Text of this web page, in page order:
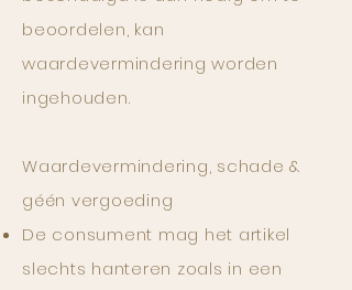
beoordelen, kan
waardevermindering worden
ingehouden.
Waardevermindering, schade &
géén vergoeding
De consument mag het artikel
slechts hanteren zoals in een